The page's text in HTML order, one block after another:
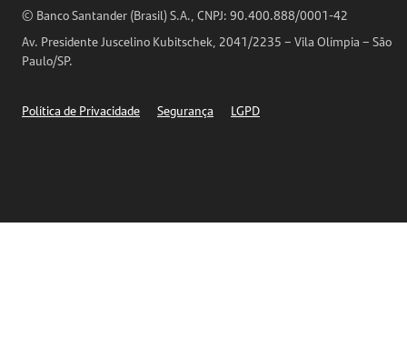
Horários de Atendimento
Telefones
© Banco Santander (Brasil) S.A., CNPJ: 90.400.888/0001-42
Av. Presidente Juscelino Kubitschek, 2041/2235 – Vila Olímpia – São
Paulo/SP.
Política de Privacidade Segurança LGPD